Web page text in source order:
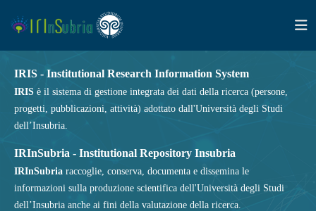
IRIS - Institutional Research Information System
IRIS è il sistema di gestione integrata dei dati della ricerca (persone,
progetti, pubblicazioni, attività) adottato dall'Università degli Studi
dell’Insubria.
IRInSubria - Institutional Repository Insubria
IRInSubria raccoglie, conserva, documenta e dissemina le
informazioni sulla produzione scientifica dell'Università degli Studi
dell’Insubria anche ai fini della valutazione della ricerca.